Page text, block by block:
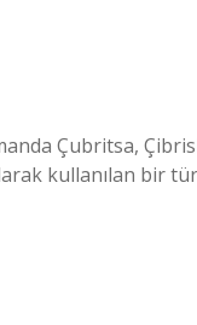
Çubritsa,
kullanılan bir